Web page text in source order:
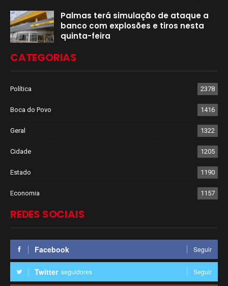
Palmas terá simulação de ataque a
banco com explosões e tiros nesta
quinta-feira
CATEGORIAS
Política 2378
Boca do Povo 1416
Geral 1322
Cidade 1205
Estado 1190
Economia 1157
REDES SOCIAIS
Facebook Seguir
Twitter seguidores Seguir